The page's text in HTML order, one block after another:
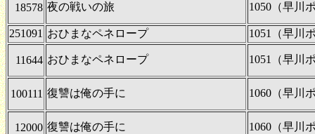
18578 夜の戦いの旅 1050（早川
251091 おひまなペネロープ 1051（早川
11644 おひまなペネロープ 1051（早川
100111 復讐は俺の手に 1060（早川
12000 復讐は俺の手に 1060（早川